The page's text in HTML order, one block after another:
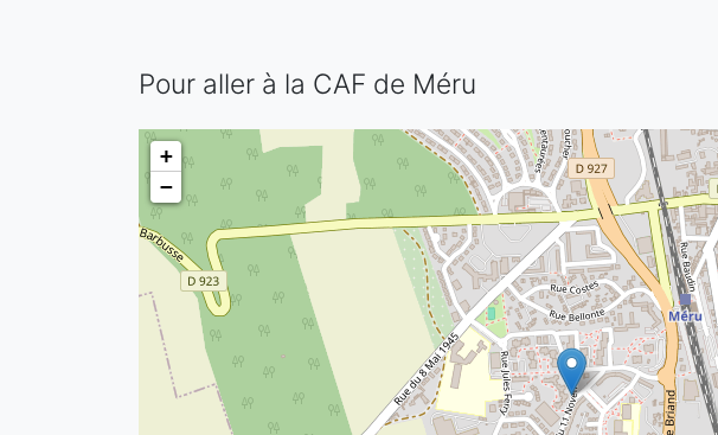
Pour aller à la CAF de Méru
+
−